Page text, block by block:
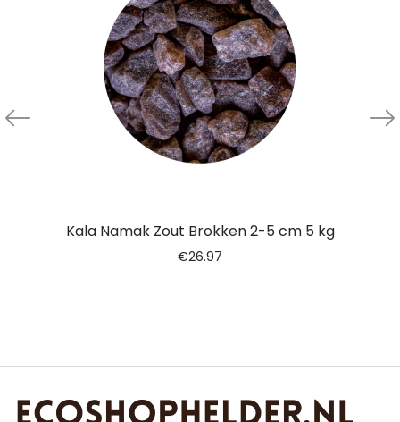
Kala Namak Zout Brokken 2-5 cm 5 kg
€26.97